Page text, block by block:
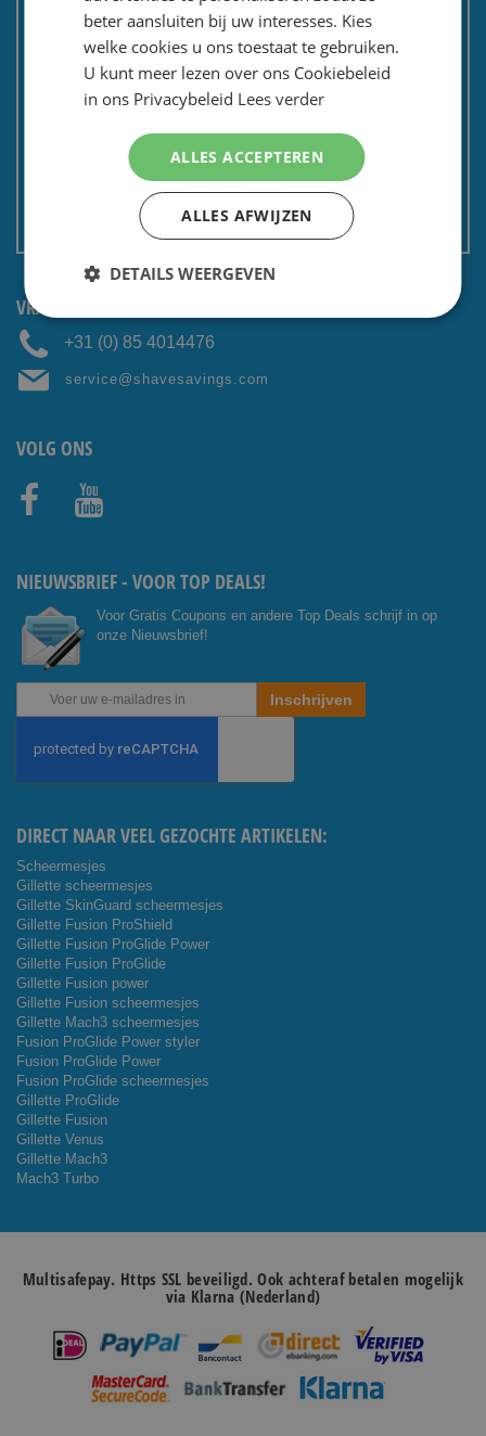
Contactformulier
Spaarkaart
Privacy en security
Algemene voorwaarden
Non EU: Belasting / douane
VRAGEN? CONTACTEER ONS:
+31 (0) 85 4014476
service@shavesavings.com
VOLG ONS
NIEUWSBRIEF - VOOR TOP DEALS!
Voor Gratis Coupons en andere Top Deals schrijf in op
onze Nieuwsbrief!
Abonneer
onze
Inschrijven
DIRECT NAAR VEEL GEZOCHTE ARTIKELEN:
Scheermesjes
Gillette scheermesjes
Gillette SkinGuard scheermesjes
Gillette Fusion ProShield
Gillette Fusion ProGlide Power
Gillette Fusion ProGlide
Gillette Fusion power
Gillette Fusion scheermesjes
Gillette Mach3 scheermesjes
Fusion ProGlide Power styler
Fusion ProGlide Power
Fusion ProGlide scheermesjes
Gillette ProGlide
Gillette Fusion
Gillette Venus
Gillette Mach3
Mach3 Turbo
Multisafepay. Https SSL beveiligd. Ook achteraf betalen mogelijk
via Klarna (Nederland)
beter aansluiten bij uw interesses. Kies
welke cookies u ons toestaat te gebruiken.
U kunt meer lezen over ons Cookiebeleid
in ons Privacybeleid Lees verder
ALLES ACCEPTEREN
ALLES AFWIJZEN
DETAILS WEERGEVEN